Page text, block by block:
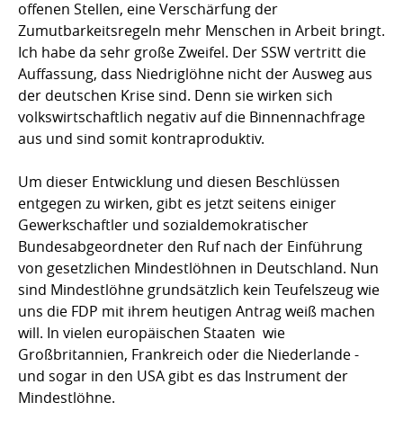
offenen Stellen, eine Verschärfung der
Zumutbarkeitsregeln mehr Menschen in Arbeit bringt.
Ich habe da sehr große Zweifel. Der SSW vertritt die
Auffassung, dass Niedriglöhne nicht der Ausweg aus
der deutschen Krise sind. Denn sie wirken sich
volkswirtschaftlich negativ auf die Binnennachfrage
aus und sind somit kontraproduktiv.
Um dieser Entwicklung und diesen Beschlüssen
entgegen zu wirken, gibt es jetzt seitens einiger
Gewerkschaftler und sozialdemokratischer
Bundesabgeordneter den Ruf nach der Einführung
von gesetzlichen Mindestlöhnen in Deutschland. Nun
sind Mindestlöhne grundsätzlich kein Teufelszeug wie
uns die FDP mit ihrem heutigen Antrag weiß machen
will. In vielen europäischen Staaten  wie
Großbritannien, Frankreich oder die Niederlande -
und sogar in den USA gibt es das Instrument der
Mindestlöhne.